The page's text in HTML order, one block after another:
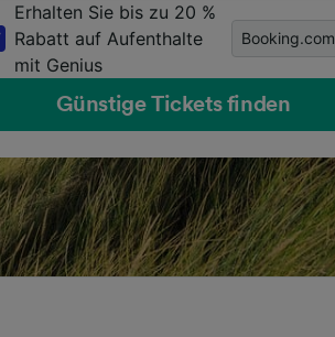
Erhalten Sie bis zu 20 %
Rabatt auf Aufenthalte
mit Genius
Booking.com
Günstige Tickets finden